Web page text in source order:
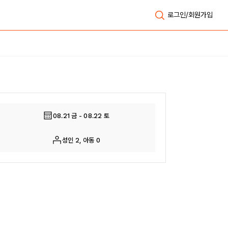
로그인/회원가입
08.21 금 - 08.22 토
성인 2, 아동 0